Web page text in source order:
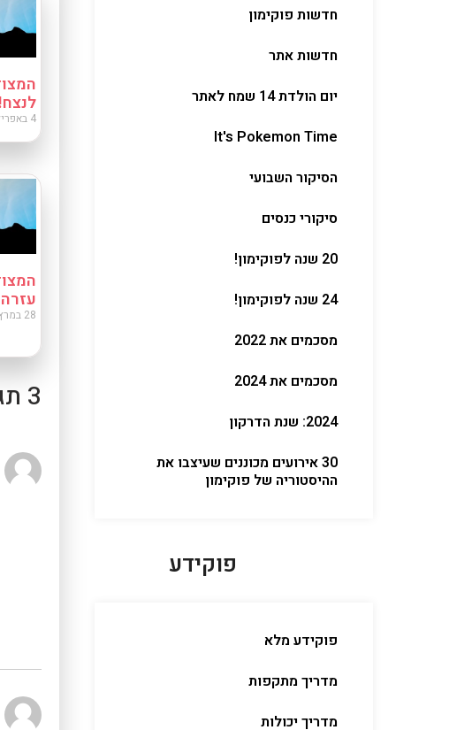
חדשות פוקימון
חדשות אתר
יום הולדת 14 שמח לאתר
It's Pokemon Time
הסיקור השבועי
סיקורי כנסים
20 שנה לפוקימון!
24 שנה לפוקימון!
מסכמים את 2022
מסכמים את 2024
2024: שנת הדרקון
30 אירועים מכוננים שעיצבו את
ההיסטוריה של פוקימון
פוקידע
פוקידע מלא
מדריך מתקפות
מדריך יכולות
4 באפריל 2020
28 במרץ 2020
3 תגובות